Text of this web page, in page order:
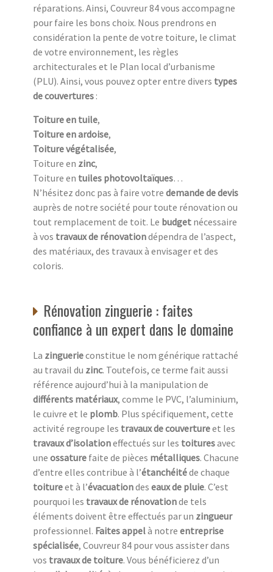
réparations. Ainsi, Couvreur 84 vous accompagne
pour faire les bons choix. Nous prendrons en
considération la pente de votre toiture, le climat
de votre environnement, les règles
architecturales et le Plan local d’urbanisme
(PLU). Ainsi, vous pouvez opter entre divers types
de couvertures :
Toiture en tuile,
Toiture en ardoise,
Toiture végétalisée,
Toiture en zinc,
Toiture en tuiles photovoltaïques…
N’hésitez donc pas à faire votre demande de devis
auprès de notre société pour toute rénovation ou
tout remplacement de toit. Le budget nécessaire
à vos travaux de rénovationdépendra de l’aspect,
des matériaux, des travaux à envisager et des
coloris.
Rénovation zinguerie : faites
confiance à un expert dans le domaine
La zinguerieconstitue le nom générique rattaché
au travail du zinc. Toutefois, ce terme fait aussi
référence aujourd’hui à la manipulation de
différents matériaux, comme le PVC, l’aluminium,
le cuivre et le plomb. Plus spécifiquement, cette
activité regroupe les travaux de couvertureet les
travaux d’isolationeffectués sur les toituresavec
une ossature faite de pièces métalliques. Chacune
d’entre elles contribue à l’étanchéitéde chaque
toitureet à l’évacuationdes eaux de pluie. C’est
pourquoi les travaux de rénovationde tels
éléments doivent être effectués par un zingueur
professionnel. Faites appelà notre entreprise
spécialisée, Couvreur 84 pour vous assister dans
vos travaux de toiture. Vous bénéficierez d’un